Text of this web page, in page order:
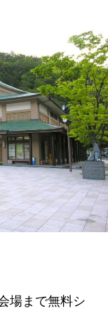
場まで無料シ